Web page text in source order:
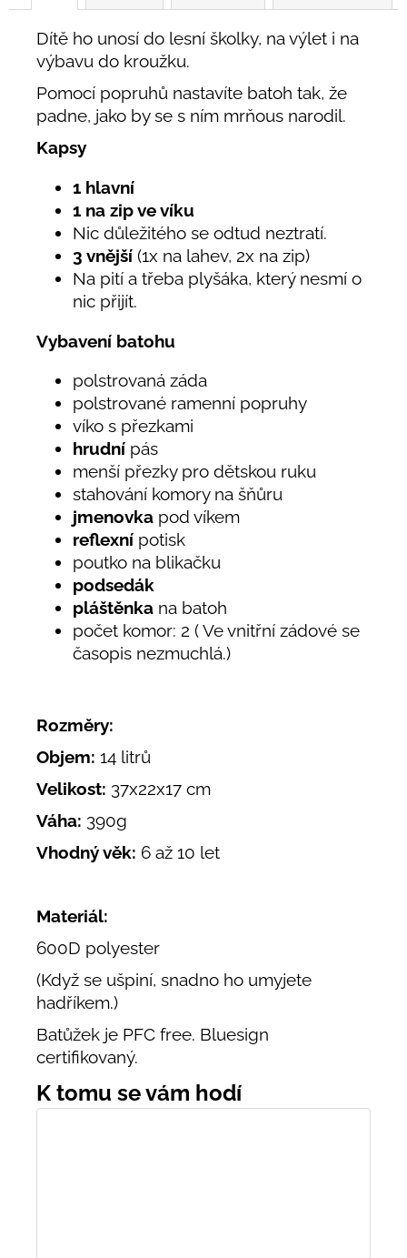
Dítě ho unosí do lesní školky, na výlet i na
výbavu do kroužku.
Pomocí popruhů nastavíte batoh tak, že
padne, jako by se s ním mrňous narodil.
Kapsy
1 hlavní
1 na zip ve víku
Nic důležitého se odtud neztratí.
3 vnější (1x na lahev, 2x na zip)
Na pití a třeba plyšáka, který nesmí o
nic přijít.
Vybavení batohu
polstrovaná záda
polstrované ramenní popruhy
víko s přezkami
hrudní pás
menší přezky pro dětskou ruku
stahování komory na šňůru
jmenovka pod víkem
reflexní potisk
poutko na blikačku
podsedák
pláštěnka na batoh
počet komor: 2 ( Ve vnitřní zádové se
časopis nezmuchlá.)
Rozměry:
Objem: 14 litrů
Velikost: 37x22x17 cm
Váha: 390g
Vhodný věk: 6 až 10 let
Materiál:
600D polyester
(Když se ušpiní, snadno ho umyjete
hadříkem.)
Batůžek je PFC free. Bluesign
certifikovaný.